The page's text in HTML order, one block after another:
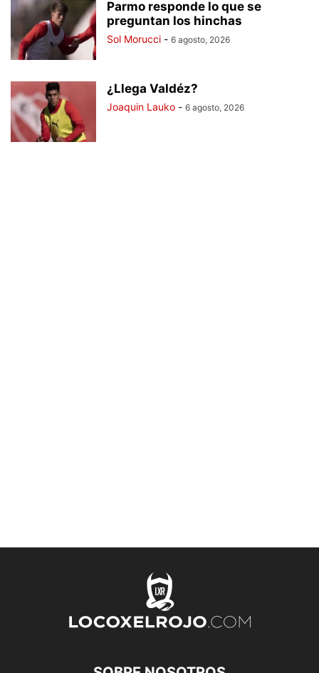
Parmo responde lo que se
preguntan los hinchas
Sol Morucci - 6 agosto, 2026
¿Llega Valdéz?
Joaquin Lauko - 6 agosto, 2026